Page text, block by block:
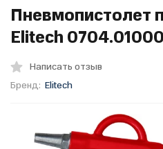
Пневмопистолет
Elitech
Написать отзыв
Бренд: Elitech